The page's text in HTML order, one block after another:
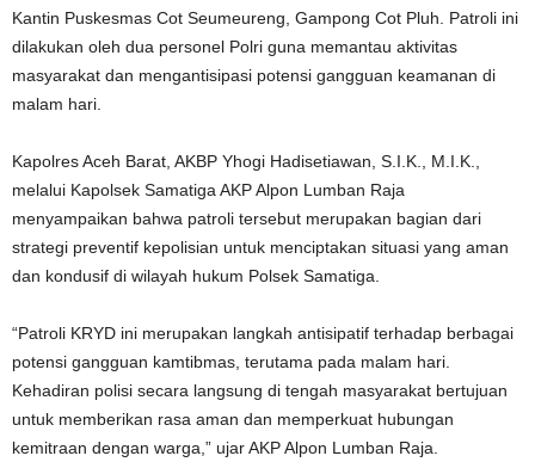
Kantin Puskesmas Cot Seumeureng, Gampong Cot Pluh. Patroli ini
dilakukan oleh dua personel Polri guna memantau aktivitas
masyarakat dan mengantisipasi potensi gangguan keamanan di
malam hari.
Kapolres Aceh Barat, AKBP Yhogi Hadisetiawan, S.I.K., M.I.K.,
melalui Kapolsek Samatiga AKP Alpon Lumban Raja
menyampaikan bahwa patroli tersebut merupakan bagian dari
strategi preventif kepolisian untuk menciptakan situasi yang aman
dan kondusif di wilayah hukum Polsek Samatiga.
“Patroli KRYD ini merupakan langkah antisipatif terhadap berbagai
potensi gangguan kamtibmas, terutama pada malam hari.
Kehadiran polisi secara langsung di tengah masyarakat bertujuan
untuk memberikan rasa aman dan memperkuat hubungan
kemitraan dengan warga,” ujar AKP Alpon Lumban Raja.